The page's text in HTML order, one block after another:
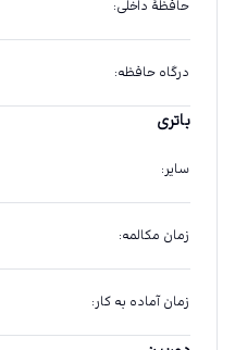
حافظهٔ داخلی:
درگاه حافظه:
باتری
سایر:
زمان مکالمه:
زمان آماده به کار: